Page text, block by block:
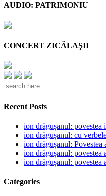
AUDIO: PATRIMONIU
CONCERT ZICĂLAŞII
Recent Posts
ion drăgușanul: povestea
ion drăgușanul: cu
ion drăgușanul:
ion drăgușanul: povestea
ion drăgușanul: povestea
Categories